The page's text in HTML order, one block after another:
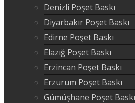
Denizli Poşet Baskı
Diyarbakır Poşet Baskı
Edirne Poşet Baskı
Elazığ Poşet Baskı
Erzincan Poşet Baskı
Erzurum Poşet Baskı
Gümüşhane Poşet Baskı